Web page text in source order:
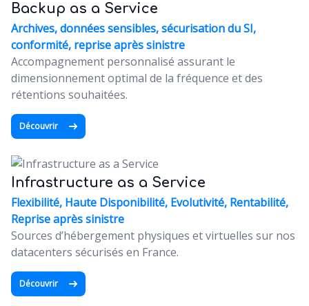
Backup as a Service
Archives, données sensibles, sécurisation du SI,
conformité, reprise après sinistre
Accompagnement personnalisé assurant le
dimensionnement optimal de la fréquence et des
rétentions souhaitées.
Découvrir
Infrastructure as a Service
Flexibilité, Haute Disponibilité, Evolutivité, Rentabilité,
Reprise après sinistre
Sources d’hébergement physiques et virtuelles sur nos
datacenters sécurisés en France.
Découvrir